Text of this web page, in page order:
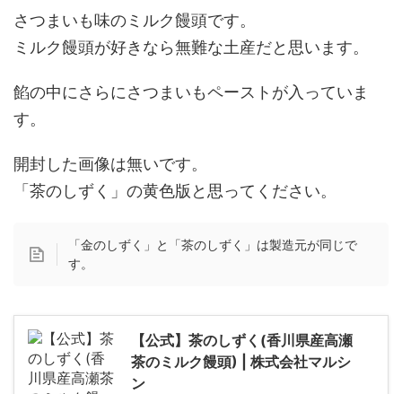
さつまいも味のミルク饅頭です。
ミルク饅頭が好きなら無難な土産だと思います。
餡の中にさらにさつまいもペーストが入っていま
す。
開封した画像は無いです。
「茶のしずく」の黄色版と思ってください。
「金のしずく」と「茶のしずく」は製造元が同じで
す。
【公式】茶のしずく(香川県産高瀬
茶のミルク饅頭) | 株式会社マルシ
ン